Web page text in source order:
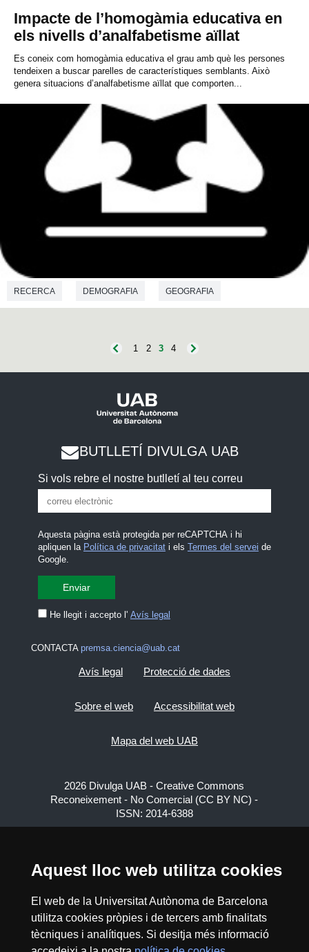
Aquest lloc web utilitza cookies
El web de la Universitat Autònoma de Barcelona
utilitza cookies pròpies i de tercers amb finalitats
tècniques i analítiques. Si desitja més informació
Impacte de l’homogàmia educativa en
els nivells d’analfabetisme aïllat
Es coneix com homogàmia educativa el grau amb què les persones
tendeixen a buscar parelles de característiques semblants. Això
genera situacions d’analfabetisme aïllat que comporten...
RECERCA DEMOGRAFIA GEOGRAFIA
1 2 3 4
BUTLLETÍ DIVULGA UAB
Si vols rebre el nostre butlletí al teu correu
Aquesta pàgina està protegida per reCAPTCHA i hi
apliquen la Política de privacitati els Termes del servei de
Google.
He llegit i accepto l' Avís legal
CONTACTA premsa.ciencia@uab.cat
Avís legal Protecció de dades
Sobre el web Accessibilitat web
Mapa del web UAB
2026 Divulga UAB - Creative Commons
Reconeixement - No Comercial (CC BY NC) -
ISSN: 2014-6388